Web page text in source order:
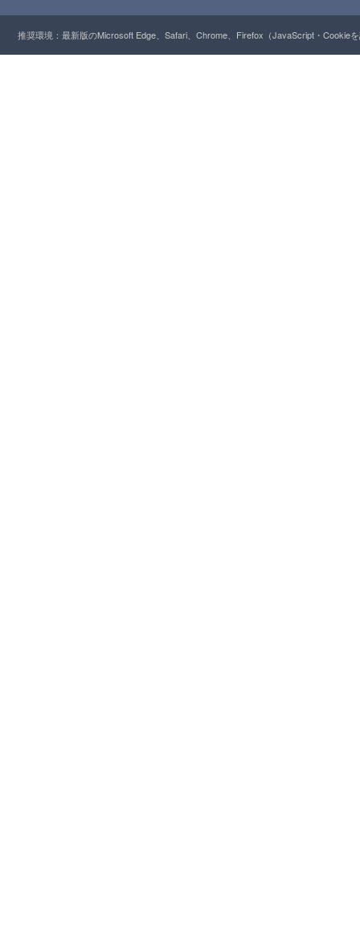
推奨環境：最新版のMicrosoft Edge、Safari、Chrome、Firefox（JavaScript・Cookie